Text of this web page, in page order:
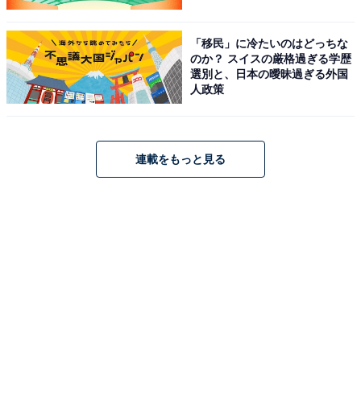
「移民」に冷たいのはどっちな
のか？ スイスの厳格過ぎる学歴
選別と、日本の曖昧過ぎる外国
人政策
連載をもっと見る